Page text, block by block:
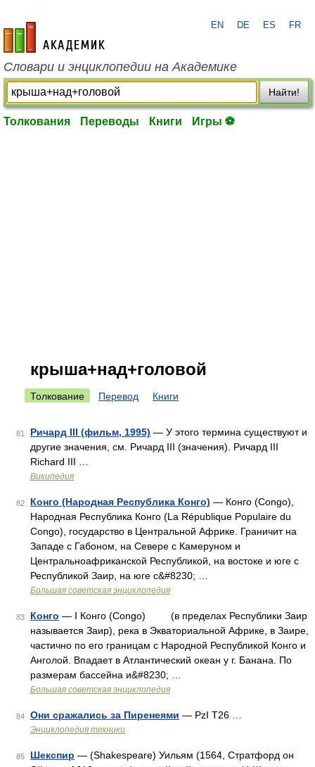
academic.ru
EN DE ES FR
Словари и энциклопедии на Академике
Найти!
Толкования Переводы Книги Игры ⚽
крыша+над+головой
Толкование Перевод Книги
81 Ричард III (фильм, 1995) — У этого термина существуют и
другие значения, см. Ричард III (значения). Ричард III
Richard III …
Википедия
82 Конго (Народная Республика Конго) — Конго (Congo),
Народная Республика Конго (La République Populaire du
Congo), государство в Центральной Африке. Граничит на
Западе с Габоном, на Севере с Камеруном и
Центральноафриканской Республикой, на востоке и юге с
Республикой Заир, на юге с&#8230; …
Большая советская энциклопедия
83 Конго — I Конго (Congo) (в пределах Республики Заир
называется Заир), река в Экваториальной Африке, в Заире,
частично по его границам с Народной Республикой Конго и
Анголой. Впадает в Атлантический океан у г. Банана. По
размерам бассейна и&#8230; …
Большая советская энциклопедия
84 Они сражались за Пиренеями — PzI T26 …
Энциклопедия техники
85 Шекспир — (Shakespeare) Уильям (1564, Стратфорд он